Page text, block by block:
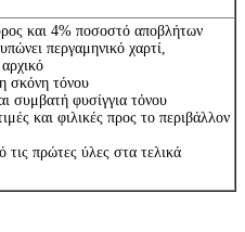
και 4% ποσοστό αποβλήτων
περγαμηνικό χαρτί,
σκόνη τόνου
συμβατή φυσίγγια τόνου
και φιλικές προς το περιβάλλον
πρώτες ύλες στα τελικά